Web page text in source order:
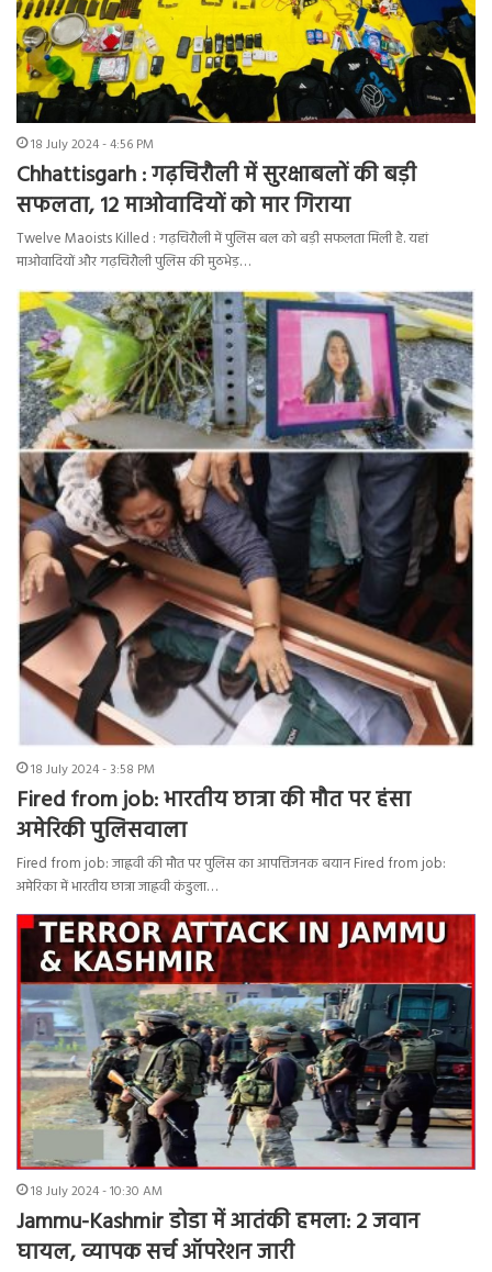
18 July 2024 - 4:56 PM
Chhattisgarh : गढ़चिरौली में सुरक्षाबलों की बड़ी
सफलता, 12 माओवादियों को मार गिराया
Twelve Maoists Killed : गढ़चिरौली में पुलिस बल को बड़ी सफलता मिली है. यहां
माओवादियों और गढ़चिरौली पुलिस की मुठभेड़…
18 July 2024 - 3:58 PM
Fired from job: भारतीय छात्रा की मौत पर हंसा
अमेरिकी पुलिसवाला
Fired from job: जाह्नवी की मौत पर पुलिस का आपत्तिजनक बयान Fired from job:
अमेरिका में भारतीय छात्रा जाह्नवी कंडुला…
18 July 2024 - 10:30 AM
Jammu-Kashmir डोडा में आतंकी हमला: 2 जवान
घायल, व्यापक सर्च ऑपरेशन जारी